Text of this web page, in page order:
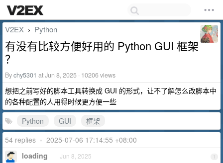
V2EX › Python
有没有比较方便好用的 Python GUI 框架
？
Bychy5301 at Jun 8, 2025 · 10206 views
想把之前写好的脚本工具转换成 GUI 的形式，让不了解怎么改脚本中
的各种配置的人用得时候更方便一些
Python
GUI
框架
54 replies • 2025-07-06 17:14:55 +08:00
1
loading Jun 8, 2025